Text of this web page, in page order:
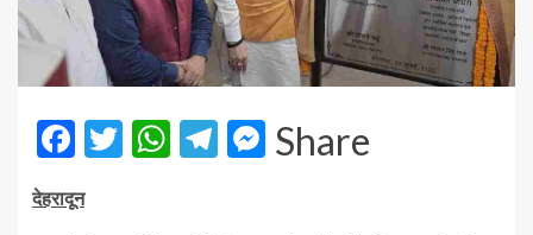
Facebook
Twitter
WhatsApp
Telegram
Messenger
Share
देहरादून